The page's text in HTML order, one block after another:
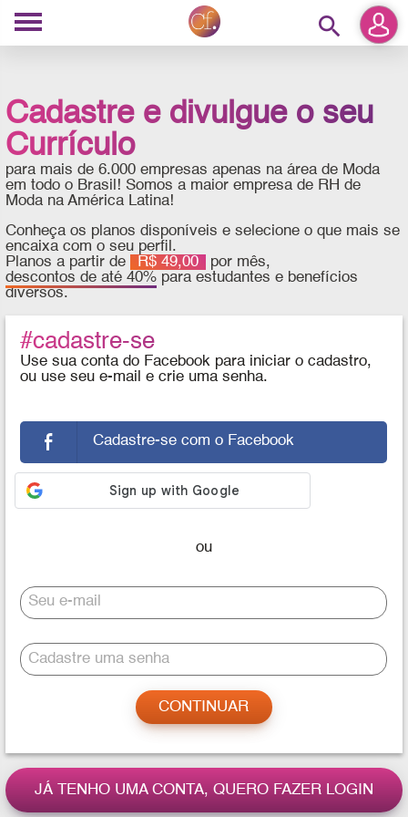
search
Cadastre e divulgue o seu
Currículo
para mais de 6.000 empresas apenas na área de Moda
em todo o Brasil! Somos a maior empresa de RH de
Moda na América Latina!
Conheça os planos disponíveis e selecione o que mais se
encaixa com o seu perfil.
Planos a partir de
R$ 49,00
por mês,
descontos de até 40% para estudantes e benefícios
diversos.
#cadastre-se
Use sua conta do Facebook para iniciar o cadastro,
ou use seu e-mail e crie uma senha.
Cadastre-se com o Facebook
Seu e-mail
Cadastre uma senha
JÁ TENHO UMA CONTA, QUERO FAZER LOGIN